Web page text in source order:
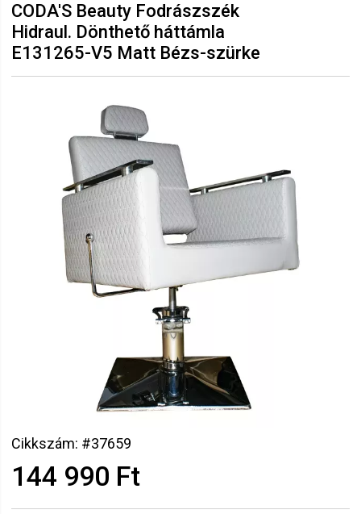
CODA'S Beauty Fodrászszék
Hidraul. Dönthető háttámla
E131265-V5 Matt Bézs-szürke
Cikkszám: #37659
144 990 Ft